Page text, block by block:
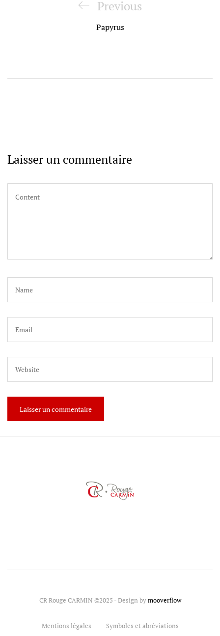
Previous
Post
Previous
Papyrus
Laisser un commentaire
CR Rouge CARMIN ©2025 - Design bymooverflow
Mentions légales Symboles et abréviations